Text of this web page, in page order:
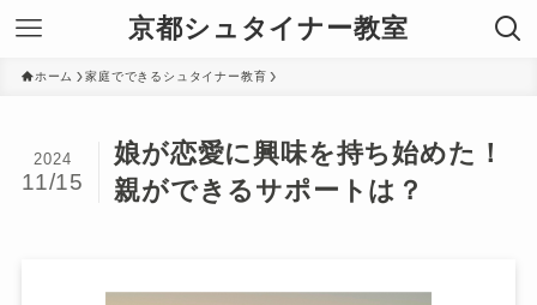
京都シュタイナー教室
ホーム 家庭でできるシュタイナー教育
娘が恋愛に興味を持ち始めた！
親ができるサポートは？
2024
11/15